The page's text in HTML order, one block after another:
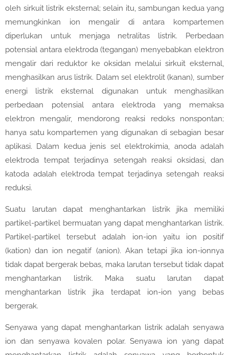
oleh sirkuit listrik eksternal; selain itu, sambungan kedua yang
memungkinkan ion mengalir di antara kompartemen
diperlukan untuk menjaga netralitas listrik. Perbedaan
potensial antara elektroda (tegangan) menyebabkan elektron
mengalir dari reduktor ke oksidan melalui sirkuit eksternal,
menghasilkan arus listrik. Dalam sel elektrolit (kanan), sumber
energi listrik eksternal digunakan untuk menghasilkan
perbedaan potensial antara elektroda yang memaksa
elektron mengalir, mendorong reaksi redoks nonspontan;
hanya satu kompartemen yang digunakan di sebagian besar
aplikasi. Dalam kedua jenis sel elektrokimia, anoda adalah
elektroda tempat terjadinya setengah reaksi oksidasi, dan
katoda adalah elektroda tempat terjadinya setengah reaksi
reduksi.
Suatu larutan dapat menghantarkan listrik jika memiliki
partikel-partikel bermuatan yang dapat menghantarkan listrik.
Partikel-partikel tersebut adalah ion-ion yaitu ion positif
(kation) dan ion negatif (anion). Akan tetapi jika ion-ionnya
tidak dapat bergerak bebas, maka larutan tersebut tidak dapat
menghantarkan listrik. Maka suatu larutan dapat
menghantarkan listrik jika terdapat ion-ion yang bebas
bergerak.
Senyawa yang dapat menghantarkan listrik adalah senyawa
ion dan senyawa kovalen polar. Senyawa ion yang dapat